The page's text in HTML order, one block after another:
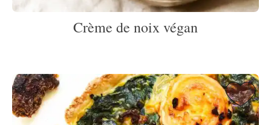
Crème de noix végan